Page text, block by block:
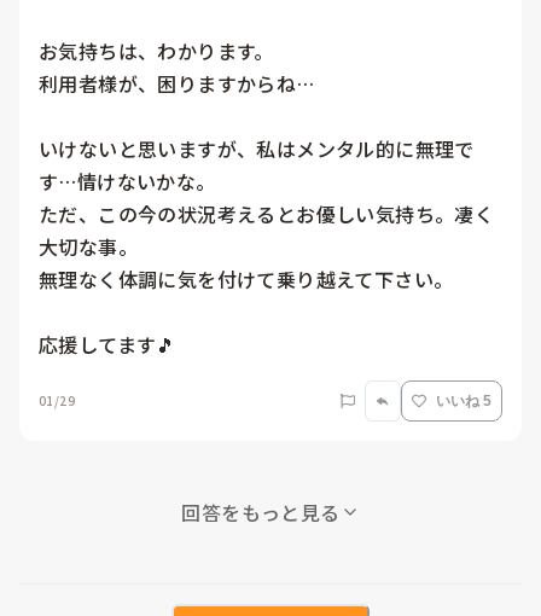
お気持ちは、わかります。
利用者様が、困りますからね…
いけないと思いますが、私はメンタル的に無理で
す…情けないかな。
ただ、この今の状況考えるとお優しい気持ち。凄く
大切な事。
無理なく体調に気を付けて乗り越えて下さい。
応援してます🎵
01/29 いいね 5
回答をもっと見る